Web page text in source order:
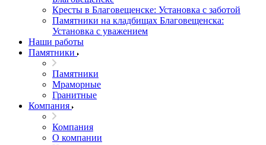
Кресты в Благовещенске: Установка с заботой
Памятники на кладбищах Благовещенска:
Установка с уважением
Наши работы
Памятники
Памятники
Мраморные
Гранитные
Компания
Компания
О компании